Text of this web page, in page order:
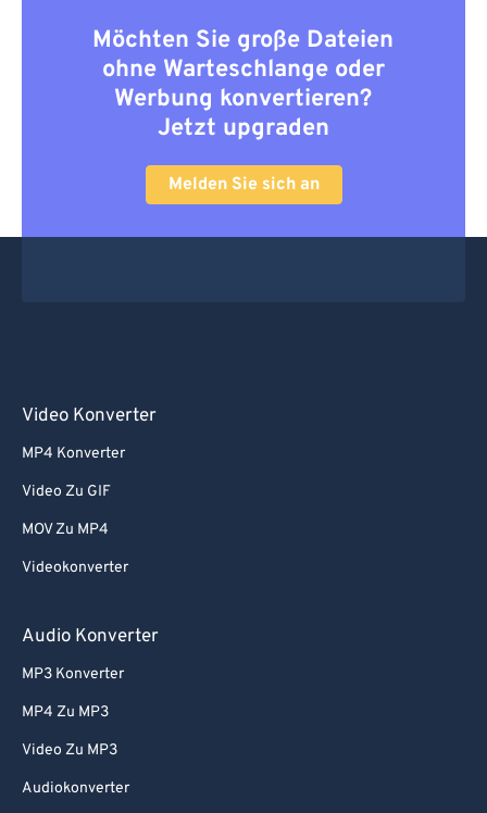
Möchten Sie große Dateien
ohne Warteschlange oder
Werbung konvertieren?
Jetzt upgraden
Melden Sie sich an
Video Konverter
MP4 Konverter
Video Zu GIF
MOV Zu MP4
Videokonverter
Audio Konverter
MP3 Konverter
MP4 Zu MP3
Video Zu MP3
Audiokonverter